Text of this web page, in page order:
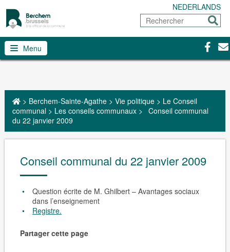
NEDERLANDS
Rechercher
Menu
> Berchem-Sainte-Agathe> Vie politique> Le Conseil
communal> Les conseils communaux> Conseil communal
du 22 janvier 2009
Conseil communal du 22 janvier 2009
Question écrite de M. Ghilbert – Avantages sociaux
dans l’enseignement
Registre.
Partager cette page